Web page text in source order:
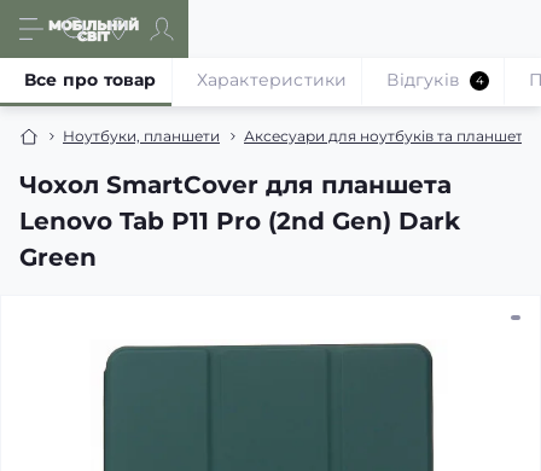
Ноутбуки, планшети Аксесуари для ноутбуків та планшетів
Чохол SmartCover для планшета
Lenovo Tab P11 Pro (2nd Gen) Dark
Green
Все про товар Характеристики Відгуків 4